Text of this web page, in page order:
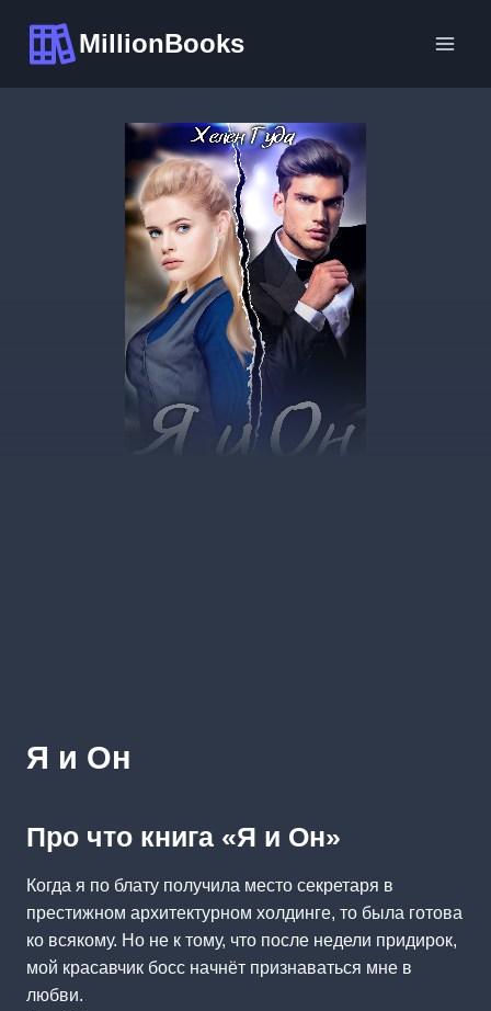
содержимому
MillionBooks
Я и Он
Про что книга «Я и Он»
Когда я по блату получила место секретаря в
престижном архитектурном холдинге, то была готова
ко всякому. Но не к тому, что после недели придирок,
мой красавчик босс начнёт признаваться мне в
любви.